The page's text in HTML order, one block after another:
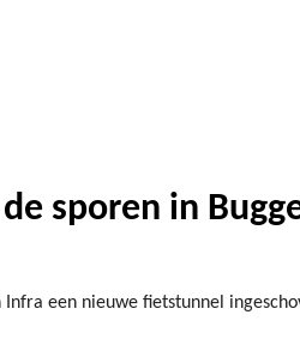
sporen in
een nieuwe fietstunnel